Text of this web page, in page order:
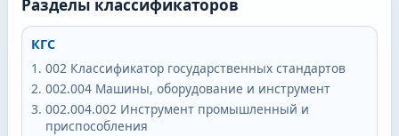
Разделы классификаторов
КГС
002 Классификатор государственных стандартов
002.004 Машины, оборудование и инструмент
002.004.002 Инструмент промышленный и
приспособления